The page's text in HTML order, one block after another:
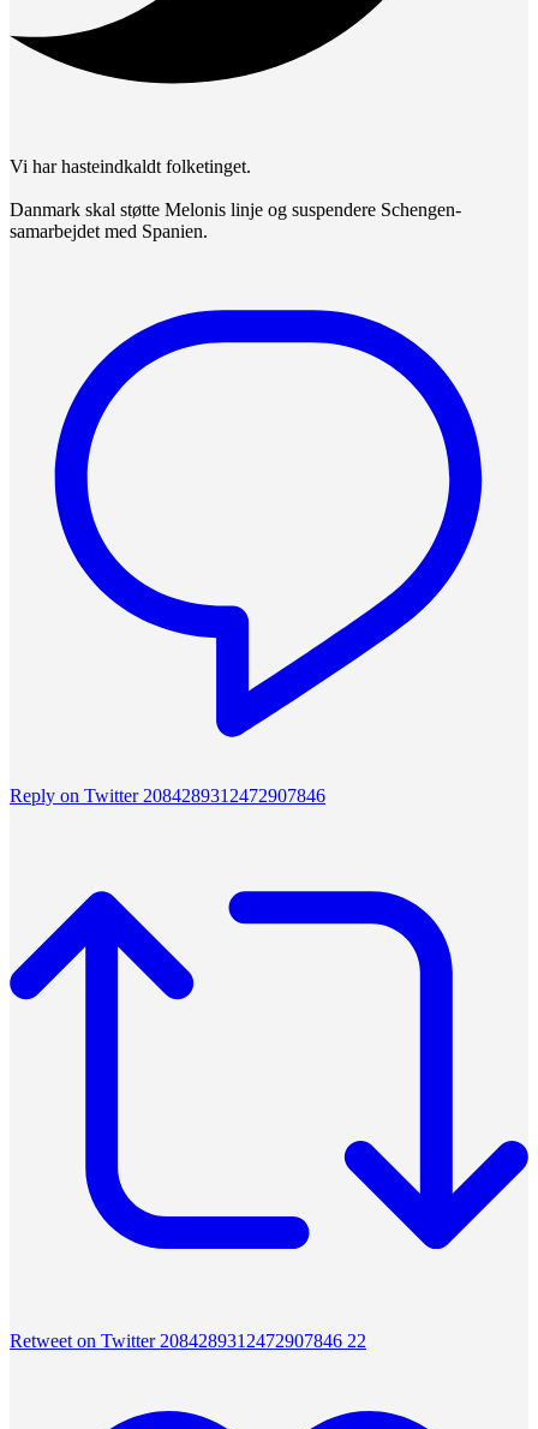
Vi har hasteindkaldt folketinget.
Danmark skal støtte Melonis linje og suspendere Schengen-
samarbejdet med Spanien.
Reply on Twitter 2084289312472907846
Retweet on Twitter 2084289312472907846 22